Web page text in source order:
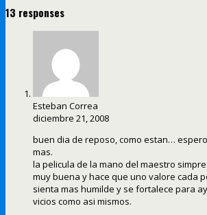
13 responses
Esteban Correa
diciembre 21, 2008
buen dia de reposo, como estan…
mas.
la pelicula de la mano del maestro
muy buena y hace que uno valore cada
sienta mas humilde y se fortalece para
vicios como asi mismos.